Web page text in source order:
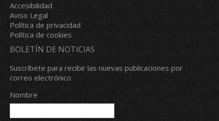
Accesibilidad
Aviso Legal
Política de privacidad
Política de cookies
BOLETÍN DE NOTICIAS
Suscríbete para recibir las nuevas publicaciones por
correo electrónico
Nombre